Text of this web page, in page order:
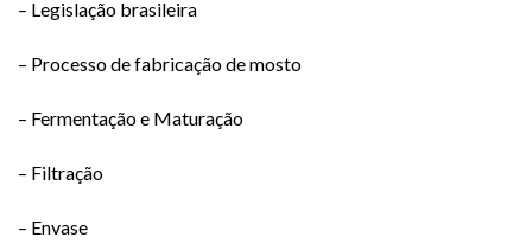
– Legislação brasileira
– Processo de fabricação de mosto
– Fermentação e Maturação
– Filtração
– Envase